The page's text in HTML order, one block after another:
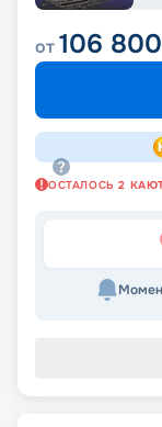
от106 800
ОСТАЛОСЬ 2